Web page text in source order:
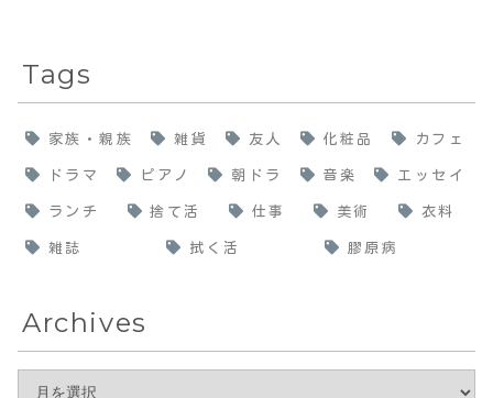
Tags
家族・親族 雑貨 友人 化粧品 カフェ
ドラマ ピアノ 朝ドラ 音楽 エッセイ
ランチ 捨て活 仕事 美術 衣料
雑誌 拭く活 膠原病
Archives